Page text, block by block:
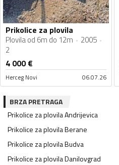
Prikolice za plovila
Plovila od 6m do 12m
2005
2
4 000€
Herceg Novi 06.07.26
BRZA PRETRAGA
Prikolice za plovilaAndrijevica
Prikolice za plovilaBerane
Prikolice za plovilaBudva
Prikolice za plovilaDanilovgrad